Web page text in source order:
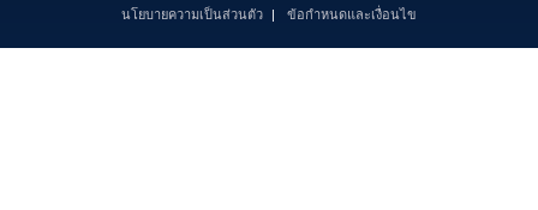
นโยบายความเป็นส่วนตัว ข้อกำหนดและเงื่อนไข